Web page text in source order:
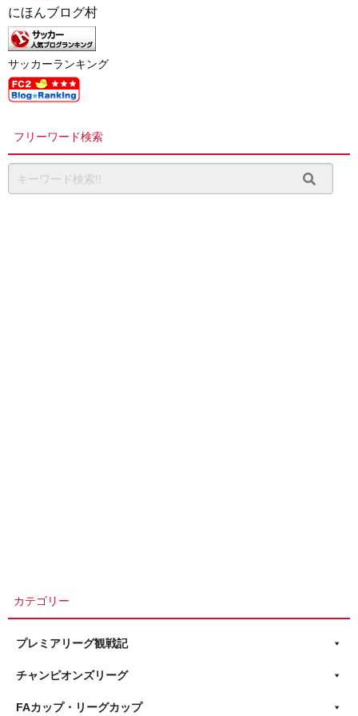
にほんブログ村
サッカーランキング
フリーワード検索
カテゴリー
プレミアリーグ観戦記
チャンピオンズリーグ
FAカップ・リーグカップ